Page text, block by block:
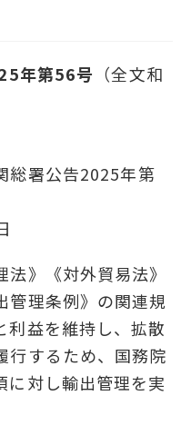
年第56号 （全文和
総署公告2025年第
》《対外貿易法》
管理条例》の関連規
利益を維持し、拡散
行するため、国務院
に対し輸出管理を実